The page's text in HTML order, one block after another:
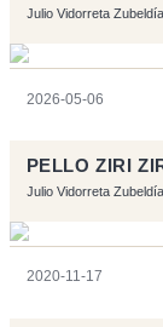
Julio Vidorreta Zubeldía
2026-05-06
PELLO ZIRI
Julio Vidorreta Zubeldía
2020-11-17